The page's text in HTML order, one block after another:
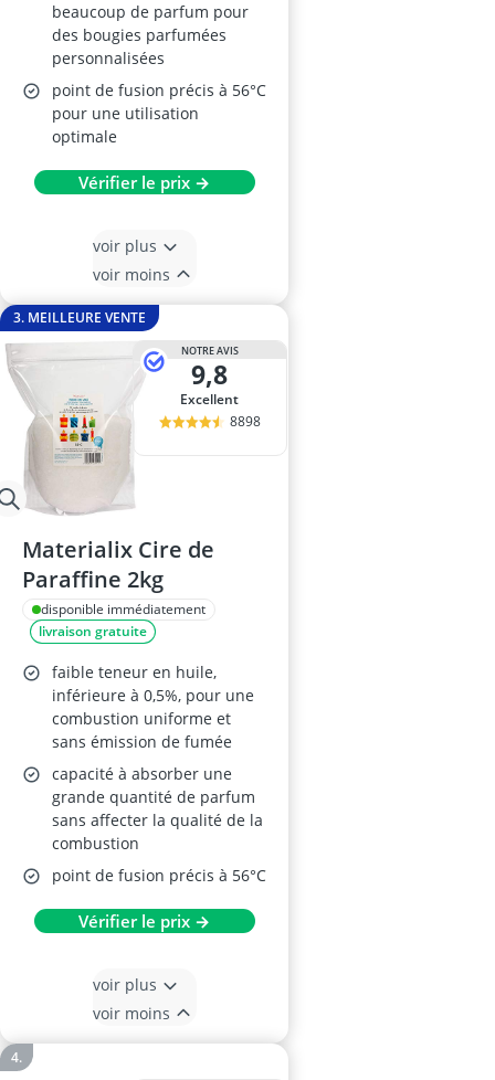
beaucoup de parfum pour
des bougies parfumées
personnalisées
point de fusion précis à 56°C
pour une utilisation
optimale
Vérifier le prix →
voir plus
voir moins
3. MEILLEURE VENTE
NOTRE AVIS
9,8
Excellent
8898
Materialix Cire de
Paraffine 2kg
disponible immédiatement
livraison gratuite
faible teneur en huile,
inférieure à 0,5%, pour une
combustion uniforme et
sans émission de fumée
capacité à absorber une
grande quantité de parfum
sans affecter la qualité de la
combustion
point de fusion précis à 56°C
Vérifier le prix →
voir plus
voir moins